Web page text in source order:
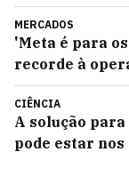
MERCADOS
'Meta é para
recorde à
CIÊNCIA
A solução
pode estar